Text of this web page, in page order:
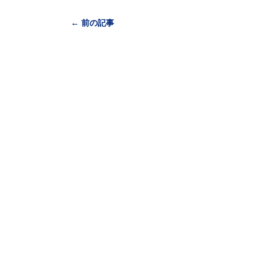
← 前の記事